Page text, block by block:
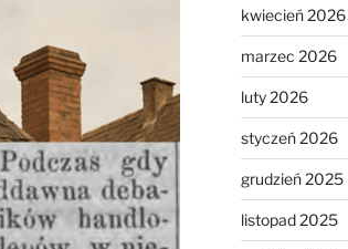
kwiecień 2026
marzec 2026
luty 2026
styczeń 2026
grudzień 2025
listopad 2025